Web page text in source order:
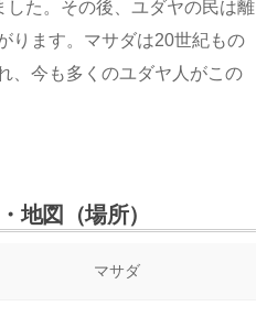
た。その後、ユダヤの民は離
ります。マサダは20世紀もの
、今も多くのユダヤ人がこの
地図（場所）
マサダ